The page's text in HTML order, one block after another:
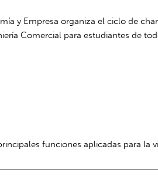
y Empresa organiza el ciclo de
Comercial para estudiantes de
funciones aplicadas para